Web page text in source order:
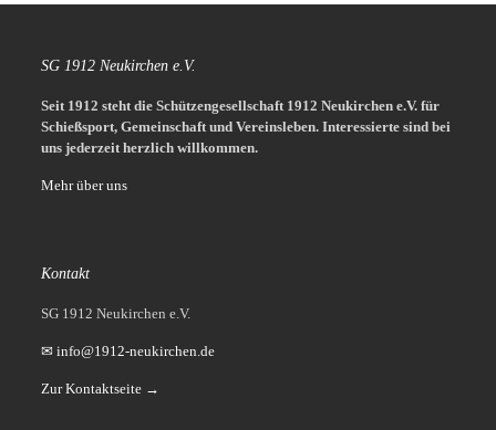
SG 1912 Neukirchen e.V.
Seit 1912 steht die Schützengesellschaft 1912 Neukirchen e.V. für
Schießsport, Gemeinschaft und Vereinsleben. Interessierte sind bei
uns jederzeit herzlich willkommen.
Mehr über uns
Kontakt
SG 1912 Neukirchen e.V.
✉ info@1912-neukirchen.de
Zur Kontaktseite →